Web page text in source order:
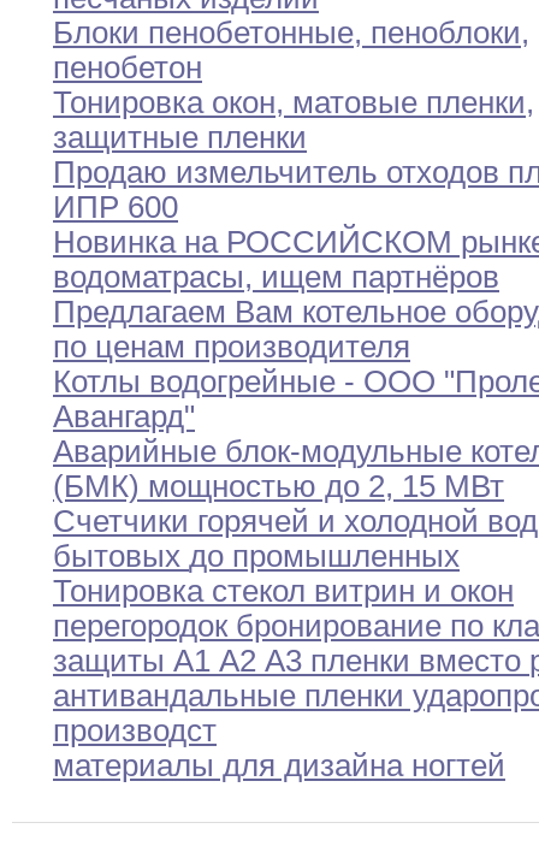
Блоки пенобетонные, пеноблоки,
пенобетон
Тонировка окон, матовые пленки,
защитные пленки
Продаю измельчитель отходов
ИПР 600
Новинка на РОССИЙСКОМ
водоматрасы, ищем партнёров
Предлагаем Вам котельное
по ценам производителя
Котлы водогрейные - ООО
Авангард"
Аварийные блок-модульные
(БМК) мощностью до 2, 15 МВт
Счетчики горячей и холодной
бытовых до промышленных
Тонировка стекол витрин и окон
перегородок бронирование по
защиты А1 А2 А3 пленки вместо
антивандальные пленки
производст
материалы для дизайна ногтей